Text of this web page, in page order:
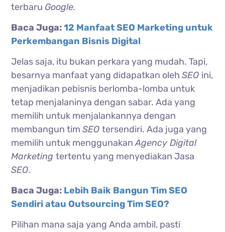
terbaru Google.
Baca Juga:12 Manfaat SEO Marketing untuk
Perkembangan Bisnis Digital
Jelas saja, itu bukan perkara yang mudah. Tapi,
besarnya manfaat yang didapatkan olehSEO ini,
menjadikan pebisnis berlomba-lomba untuk
tetap menjalaninya dengan sabar. Ada yang
memilih untuk menjalankannya dengan
membangun timSEOtersendiri. Ada juga yang
memilih untuk menggunakanAgency Digital
Marketingtertentu yang menyediakan Jasa
SEO.
Baca Juga: Lebih Baik Bangun Tim SEO
Sendiri atau Outsourcing Tim SEO?
Pilihan mana saja yang Anda ambil, pasti